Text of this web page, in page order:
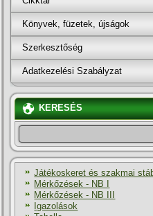
Könyvek, füzetek, újságok
Szerkesztőség
Adatkezelési Szabályzat
KERESÉS
Játékoskeret és szakmai
Mérkőzések - NB I
Mérkőzések - NB III
Igazolások